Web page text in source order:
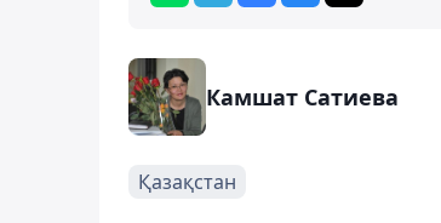
Камшат Сатиева
Қазақстан